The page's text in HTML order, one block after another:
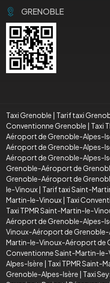
GRENOBLE
Taxi Grenoble | Tarif taxi
Conventionne Grenoble | Taxi
Aéroport de Grenoble-Alpes-
Aéroport de Grenoble-Alpes-
Aéroport de Grenoble-Alpes-
Grenoble-Aéroport de
Grenoble-Aéroport de
le-Vinoux| Tarif taxi Saint-
Martin-le-Vinoux| Taxi
Taxi TPMR Saint-Martin-le-
Aéroport de Grenoble-Alpes-
Vinoux-Aéroport de Grenoble-
Martin-le-Vinoux-Aéroport de
Conventionne Saint-Martin-
Alpes-Isère | Taxi TPMR Saint-
Grenoble-Alpes-Isère | Taxi